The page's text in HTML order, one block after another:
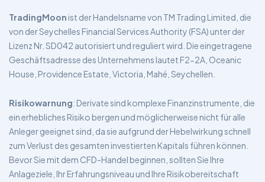
TradingMoon ist der Handelsname von TM Trading Limited, die
von der Seychelles Financial Services Authority (FSA) unter der
Lizenz Nr. SD042 autorisiert und reguliert wird. Die eingetragene
Geschäftsadresse des Unternehmens lautet F2-2A, Oceanic
House, Providence Estate, Victoria, Mahé, Seychellen.
Risikowarnung: Derivate sind komplexe Finanzinstrumente, die
ein erhebliches Risiko bergen und möglicherweise nicht für alle
Anleger geeignet sind, da sie aufgrund der Hebelwirkung schnell
zum Verlust des gesamten investierten Kapitals führen können.
Bevor Sie mit dem CFD-Handel beginnen, sollten Sie Ihre
Anlageziele, Ihr Erfahrungsniveau und Ihre Risikobereitschaft